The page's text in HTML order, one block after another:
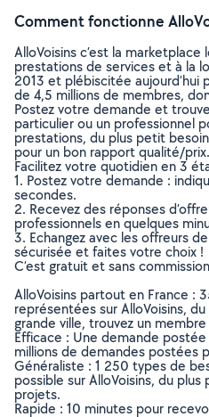
Comment fonctionne
AlloVoisins c’est la
prestations de services et à la
2013 et plébiscitée aujourd’hui
de 4,5 millions de membres,
Postez votre demande et
particulier ou un professionnel
prestations, du plus petit
pour un bon rapport qualité/prix.
Facilitez votre quotidien en 3
1. Postez votre demande :
secondes.
2. Recevez des réponses
professionnels en quelques
3. Echangez avec les offreurs
sécurisée et faites votre choix !
C’est gratuit et sans
AlloVoisins partout en France :
représentées sur AlloVoisins,
grande ville, trouvez un
Efficace : Une demande
millions de demandes postées
Généraliste : 1 250 types de
possible sur AlloVoisins, du
projets.
Rapide : 10 minutes pour